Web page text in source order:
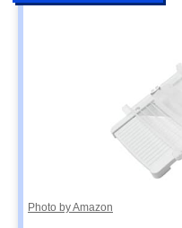
Photo by Amazon